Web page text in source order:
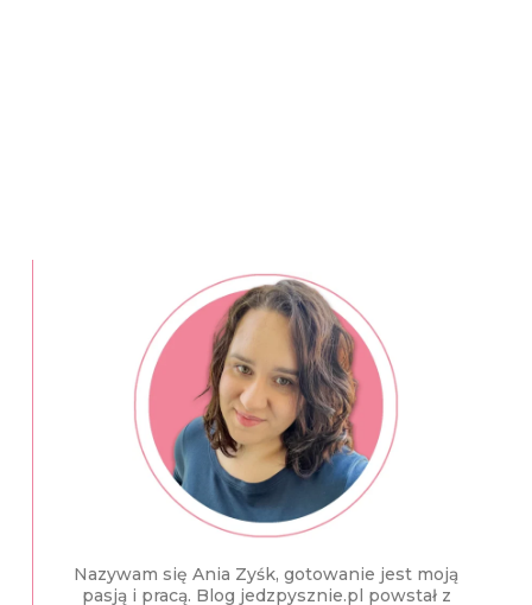
Nazywam się Ania Zyśk, gotowanie jest moją
pasją i pracą. Blog jedzpysznie.pl powstał z